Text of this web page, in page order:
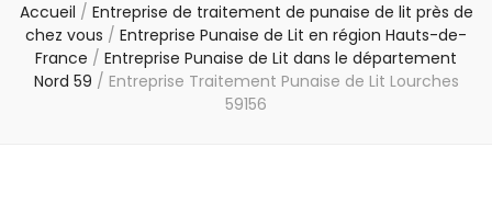
Accueil / Entreprise de traitement de punaise de lit près de
chez vous / Entreprise Punaise de Lit en région Hauts-de-
France / Entreprise Punaise de Lit dans le département
Nord 59 / Entreprise Traitement Punaise de Lit Lourches
59156